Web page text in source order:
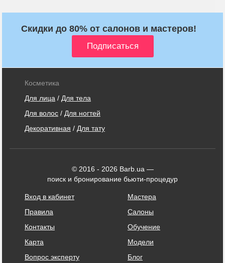
Скидки до 80% от салонов и мастеров!
Косметика
Для лица / Для тела
Для волос / Для ногтей
Декоративная / Для тату
© 2016 - 2026 Barb.ua —
поиск и бронирование бьюти-процедур
Вход в кабинет
Правила
Контакты
Карта
Вопрос эксперту
Мастера
Салоны
Обучение
Модели
Блог